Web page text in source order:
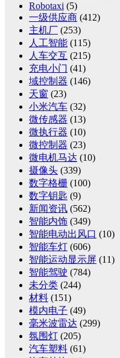
Robotaxi (5)
一级供应商 (412)
主机厂 (253)
人工智能 (115)
人车交互 (215)
充电小门 (41)
域控制器 (146)
天窗 (23)
小米汽车 (32)
微传感器 (13)
微执行器 (10)
微控制器 (23)
微电机马达 (10)
摄像头 (339)
数字格栅 (100)
数字钥匙 (9)
新闻资讯 (562)
智能内饰 (349)
智能电动出风口 (10)
智能车灯 (606)
智能运动显示屏 (11)
智能驾驶 (784)
未分类 (244)
材料 (151)
模内电子 (49)
毫米波雷达 (299)
氛围灯 (205)
汽车塑料 (61)